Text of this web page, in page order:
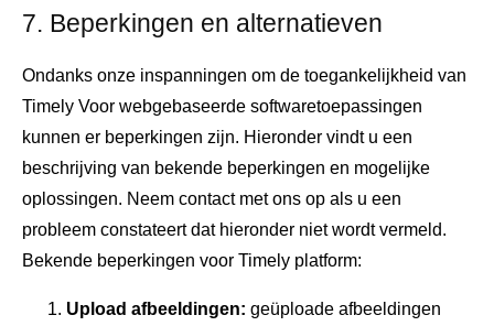
7. Beperkingen en alternatieven
Ondanks onze inspanningen om de toegankelijkheid van
Timely Voor webgebaseerde softwaretoepassingen
kunnen er beperkingen zijn. Hieronder vindt u een
beschrijving van bekende beperkingen en mogelijke
oplossingen. Neem contact met ons op als u een
probleem constateert dat hieronder niet wordt vermeld.
Bekende beperkingen voor Timely platform:
Upload afbeeldingen: geüploade afbeeldingen